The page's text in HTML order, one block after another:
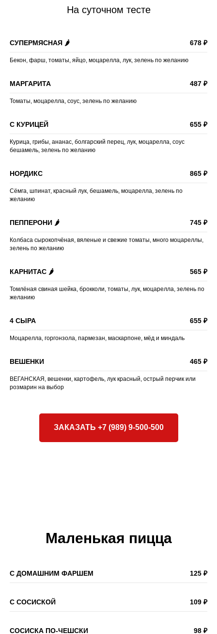
На суточном тесте
СУПЕРМЯСНАЯ 🌶 678 ₽
Бекон, фарш, томаты, яйцо, моцарелла, лук, зелень по желанию
МАРГАРИТА 487 ₽
Томаты, моцарелла, соус, зелень по желанию
С КУРИЦЕЙ 655 ₽
Курица, грибы, ананас, болгарский перец, лук, моцарелла, соус
бешамель, зелень по желанию
НОРДИКС 865 ₽
Сёмга, шпинат, красный лук, бешамель, моцарелла, зелень по
желанию
ПЕППЕРОНИ 🌶 745 ₽
Колбаса сырокопчёная, вяленые и свежие томаты, много моцареллы,
зелень по желанию
КАРНИТАС 🌶 565 ₽
Томлёная свиная шейка, брокколи, томаты, лук, моцарелла, зелень по
желанию
4 СЫРА 655 ₽
Моцарелла, горгонзола, пармезан, маскарпоне, мёд и миндаль
ВЕШЕНКИ 465 ₽
ВЕГАНСКАЯ, вешенки, картофель, лук красный, острый перчик или
розмарин на выбор
ЗАКАЗАТЬ +7 (989) 9-500-500
Маленькая пицца
С ДОМАШНИМ ФАРШЕМ 125 ₽
С СОСИСКОЙ 109 ₽
СОСИСКА ПО-ЧЕШСКИ 98 ₽